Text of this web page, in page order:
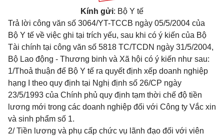
Kính gửi: Bộ Y tế
Trả lời công văn số 3064/YT-TCCB ngày 05/5/2004 của
Bộ Y tế về việc ghi tại trích yếu, sau khi có ý kiến của Bộ
Tài chính tại công văn số 5818 TC/TCDN ngày 31/5/2004,
Bộ Lao động - Thương binh và Xã hội có ý kiến như sau:
1/Thoả thuận để Bộ Y tế ra quyết định xếp doanh nghiệp
hạng I theo quy định tại Nghị định số 26/CP ngày
23/5/1993 của Chính phủ quy định tạm thời chế độ tiền
lương mới trong các doanh nghiệp đối với Công ty Vắc xin
và sinh phẩm số 1.
2/ Tiền lương và phụ cấp chức vụ lãnh đạo đối với viên